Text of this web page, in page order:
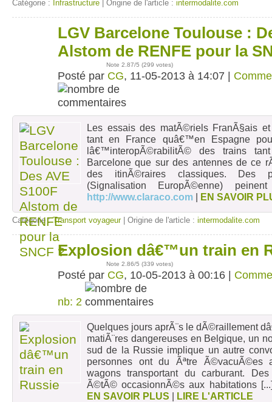
Catégorie : Infrastructure | Origine de l'article : intermodalite.com
LGV Barcelone Toulouse :
Alstom de RENFE pour la
Note 2.87/5 (299 votes)
Posté par CG, 11-05-2013 à 14:07 |
Les essais des matÃ©riels FranÃ§ais
tant en France quâ€™en Espagne
lâ€™interopÃ©rabilitÃ© des trains
Barcelone que sur des antennes de ce
des itinÃ©raires classiques. Des
(Signalisation EuropÃ©enne)
http://www.claraco.com | EN SAVOIR
Catégorie :Transport voyageur| Origine de l'article : intermodalite.com
10 Explosion dâ€™un train en
Note 2.86/5 (339 votes)
Posté par CG, 10-05-2013 à 00:16 |
nb: 2
Quelques jours aprÃ¨s le dÃ©raillement
matiÃ¨res dangereuses en Belgique, un
sud de la Russie implique un autre
personnes ont du Ãªtre Ã©vacuÃ©es
wagons transportant du carburant.
Ã©tÃ© occasionnÃ©s aux habitations
EN SAVOIR PLUS | LIRE L'ARTICLE